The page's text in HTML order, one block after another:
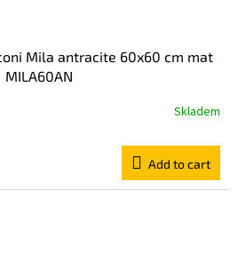
Mila antracite 60x60 cm mat
MILA60AN
Skladem
Add to cart